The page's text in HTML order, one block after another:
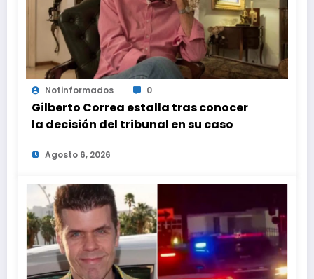
Notinformados 0
Gilberto Correa estalla tras conocer
la decisión del tribunal en su caso
Agosto 6, 2026